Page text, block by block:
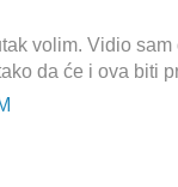
volim. Vidio
da će i ova biti